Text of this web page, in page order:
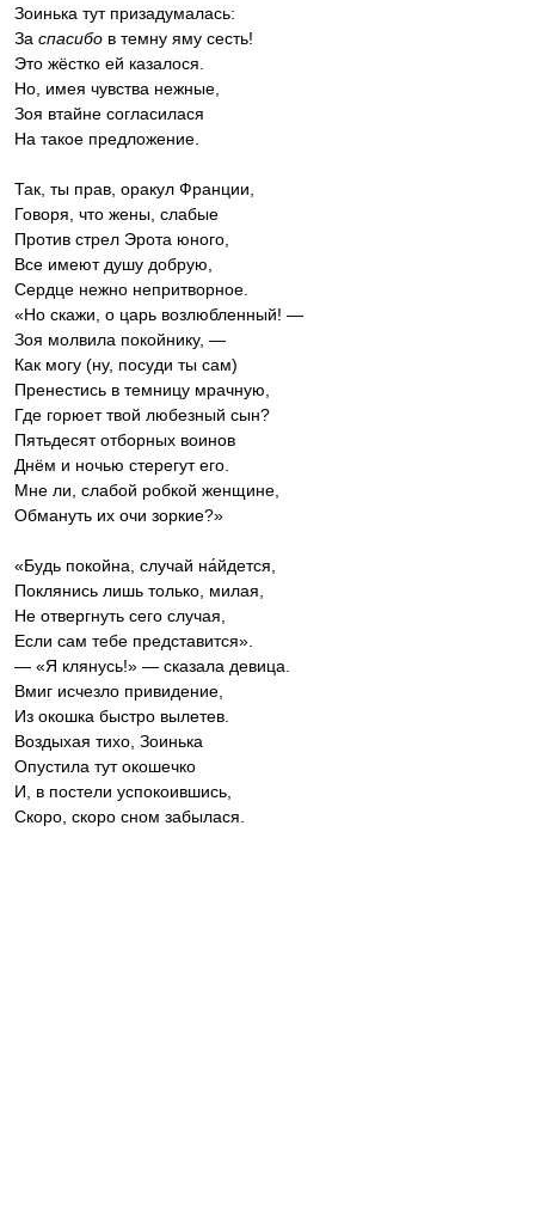
Зоинька тут призадумалась:
За спасибо в темну яму сесть!
Это жёстко ей казалося.
Но, имея чувства нежные,
Зоя втайне согласилася
На такое предложение.
Так, ты прав, оракул Франции,
Говоря, что жены, слабые
Против стрел Эрота юного,
Все имеют душу добрую,
Сердце нежно непритворное.
«Но скажи, о царь возлюбленный! —
Зоя молвила покойнику, —
Как могу (ну, посуди ты сам)
Пренестись в темницу мрачную,
Где горюет твой любезный сын?
Пятьдесят отборных воинов
Днём и ночью стерегут его.
Мне ли, слабой робкой женщине,
Обмануть их очи зоркие?»
«Будь покойна, случай на́йдется,
Поклянись лишь только, милая,
Не отвергнуть сего случая,
Если сам тебе представится».
— «Я клянусь!» — сказала девица.
Вмиг исчезло привидение,
Из окошка быстро вылетев.
Воздыхая тихо, Зоинька
Опустила тут окошечко
И, в постели успокоившись,
Скоро, скоро сном забылася.